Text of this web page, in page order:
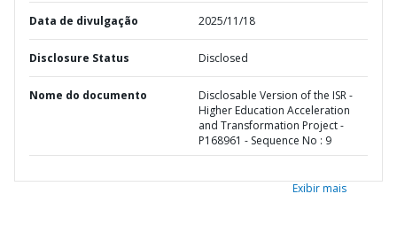
Data de divulgação 2025/11/18
Disclosure Status Disclosed
Nome do documento
Disclosable Version of the ISR -
Higher Education Acceleration
and Transformation Project -
P168961 - Sequence No : 9
Exibir mais